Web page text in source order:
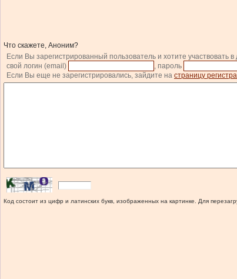
Что скажете, Аноним?
Если Вы зарегистрированный пользователь и хотите участвовать
свой логин (email)
, пароль
Если Вы еще не зарегистрировались, зайдите на страницу
Код состоит из цифр и латинских букв, изображенных на картинке. Для